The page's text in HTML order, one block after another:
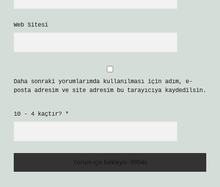
Web Sitesi
Daha sonraki yorumlarımda kullanılması için adım, e-
posta adresim ve site adresim bu tarayıcıya kaydedilsin.
10 - 4 kaçtır? *